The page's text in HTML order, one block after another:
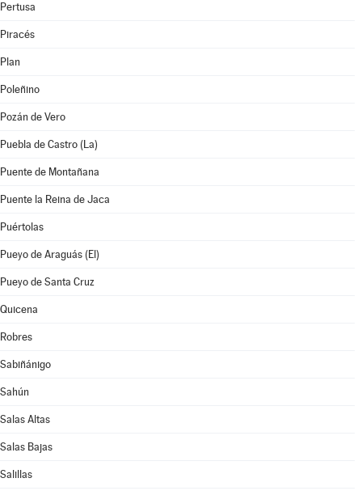
Pertusa
Piracés
Plan
Poleñino
Pozán de Vero
Puebla de Castro (La)
Puente de Montañana
Puente la Reina de Jaca
Puértolas
Pueyo de Araguás (El)
Pueyo de Santa Cruz
Quicena
Robres
Sabiñánigo
Sahún
Salas Altas
Salas Bajas
Salillas